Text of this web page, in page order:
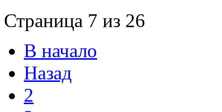
Страница 7 из 26
В начало
Назад
2